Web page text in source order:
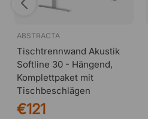
ABSTRACTA
Tischtrennwand Akustik
Softline 30 - Hängend,
Komplettpaket mit
Tischbeschlägen
€121